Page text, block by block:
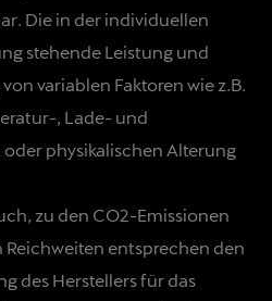
Die in der individuellen
stehende Leistung und
variablen Faktoren wie z.B.
, Lade- und
physikalischen Alterung
zu den CO2-Emissionen
entsprechen den
des Herstellers für das